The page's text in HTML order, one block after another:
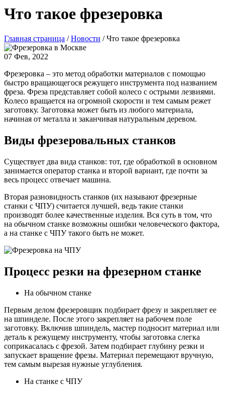
Что такое фрезеровка
Главная страница / Новости / Что такое фрезеровка
07 Фев, 2022
Фрезеровка – это метод обработки материалов с помощью
быстро вращающегося режущего инструмента под названием
фреза. Фреза представляет собой колесо с острыми лезвиями.
Колесо вращается на огромной скорости и тем самым режет
заготовку. Заготовка может быть из любого материала,
начиная от металла и заканчивая натуральным деревом.
Виды фрезеровальных станков
Существует два вида станков: тот, где обработкой в основном
занимается оператор станка и второй вариант, где почти за
весь процесс отвечает машина.
Вторая разновидность станков (их называют фрезерные
станки с ЧПУ) считается лучшей, ведь такие станки
производят более качественные изделия. Вся суть в том, что
на обычном станке возможны ошибки человеческого фактора,
а на станке с ЧПУ такого быть не может.
Процесс резки на фрезерном станке
На обычном станке
Первым делом фрезеровщик подбирает фрезу и закрепляет ее
на шпинделе. После этого закрепляет на рабочем поле
заготовку. Включив шпиндель, мастер подносит материал или
деталь к режущему инструменту, чтобы заготовка слегка
соприкасалась с фрезой. Затем подбирает глубину резки и
запускает вращение фрезы. Материал перемещают вручную,
тем самым вырезая нужные углубления.
На станке с ЧПУ